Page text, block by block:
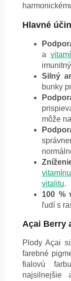
Hlavné
a
Silný
bunky
môže
vitamínu
vitalitu.
100 %
ľudí s
Açai Berry
Plody Açai
farebné
fialovú
najsilnejšie